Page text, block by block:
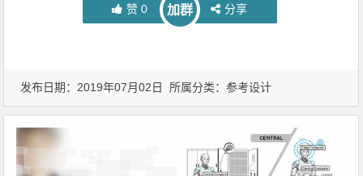
赞 0 加群 分享
发布日期：2019年07月02日 所属分类：参考设计